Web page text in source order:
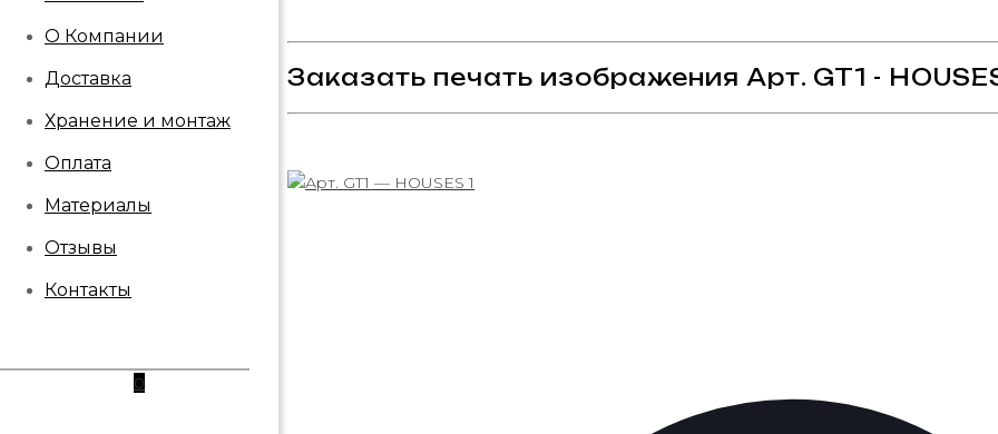
О Компании
Доставка
Хранение и монтаж
Оплата
Материалы
Отзывы
Контакты
0
Заказать печать изображения Арт. GT1 -